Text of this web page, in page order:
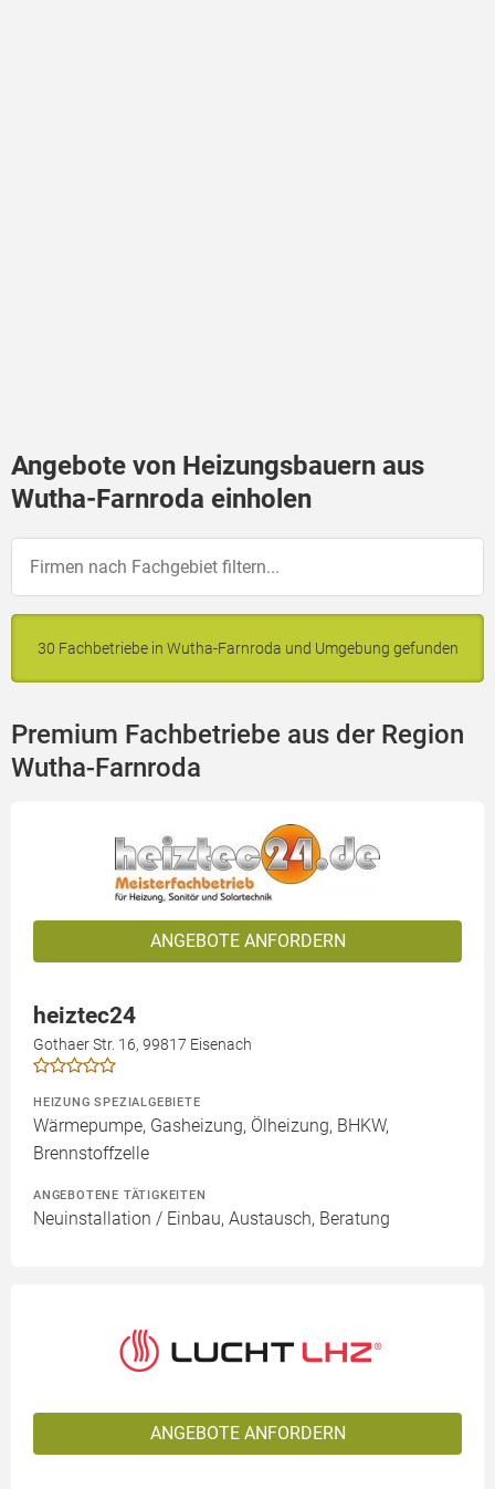
Angebote von Heizungsbauern aus
Wutha-Farnroda einholen
30 Fachbetriebe in Wutha-Farnroda und Umgebung gefunden
Premium Fachbetriebe aus der Region
Wutha-Farnroda
ANGEBOTE ANFORDERN
heiztec24
Gothaer Str. 16, 99817 Eisenach
HEIZUNG SPEZIALGEBIETE
Wärmepumpe, Gasheizung, Ölheizung, BHKW,
Brennstoffzelle
ANGEBOTENE TÄTIGKEITEN
Neuinstallation / Einbau, Austausch, Beratung
ANGEBOTE ANFORDERN